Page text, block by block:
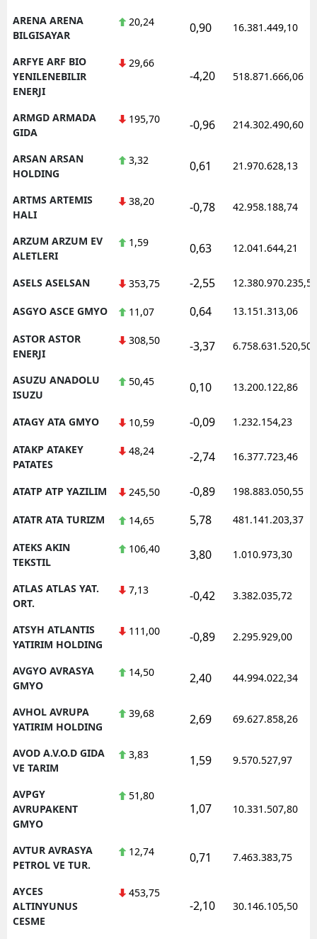
ARENA ARENA
BILGISAYAR
20,24 0,90 16.381.449,10
ARFYE ARF BIO
YENILENEBILIR
ENERJI
29,66
-4,20 518.871.666,06
ARMGD ARMADA
GIDA
195,70 -0,96 214.302.490,60
ARSAN ARSAN
HOLDING
3,32 0,61 21.970.628,13
ARTMS ARTEMIS
HALI
38,20 -0,78 42.958.188,74
ARZUM ARZUM EV
ALETLERI
1,59 0,63 12.041.644,21
ASELS ASELSAN 353,75 -2,55 12.380.970.235,50
ASGYO ASCE GMYO 11,07 0,64 13.151.313,06
ASTOR ASTOR
ENERJI
308,50 -3,37 6.758.631.520,50
ASUZU ANADOLU
ISUZU
50,45 0,10 13.200.122,86
ATAGY ATA GMYO 10,59 -0,09 1.232.154,23
ATAKP ATAKEY
PATATES
48,24 -2,74 16.377.723,46
ATATP ATP YAZILIM 245,50 -0,89 198.883.050,55
ATATR ATA TURIZM 14,65 5,78 481.141.203,37
ATEKS AKIN
TEKSTIL
106,40 3,80 1.010.973,30
ATLAS ATLAS YAT.
ORT.
7,13 -0,42 3.382.035,72
ATSYH ATLANTIS
YATIRIM HOLDING
111,00 -0,89 2.295.929,00
AVGYO AVRASYA
GMYO
14,50 2,40 44.994.022,34
AVHOL AVRUPA
YATIRIM HOLDING
39,68 2,69 69.627.858,26
AVOD A.V.O.D GIDA
VE TARIM
3,83 1,59 9.570.527,97
AVPGY
AVRUPAKENT
GMYO
51,80
1,07 10.331.507,80
AVTUR AVRASYA
PETROL VE TUR.
12,74 0,71 7.463.383,75
AYCES
ALTINYUNUS
CESME
453,75
-2,10 30.146.105,50